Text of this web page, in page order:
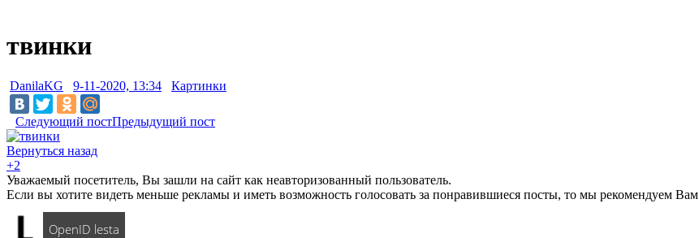
твинки
DanilaKG 9-11-2020, 13:34 Картинки
Следующий постПредыдущий пост
Вернуться назад
+2
Уважаемый посетитель, Вы зашли на сайт как неавторизованный пользователь.
Если вы хотите видеть меньше рекламы и иметь возможность голосовать за понравившиеся посты, то мы рекомендуем Вам
OpenID lesta